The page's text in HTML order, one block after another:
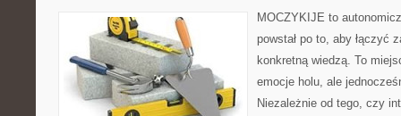
MOCZYKIJE to
powstał po to, aby łączyć
konkretną wiedzą. To
emocje holu, ale
Niezależnie od tego, czy